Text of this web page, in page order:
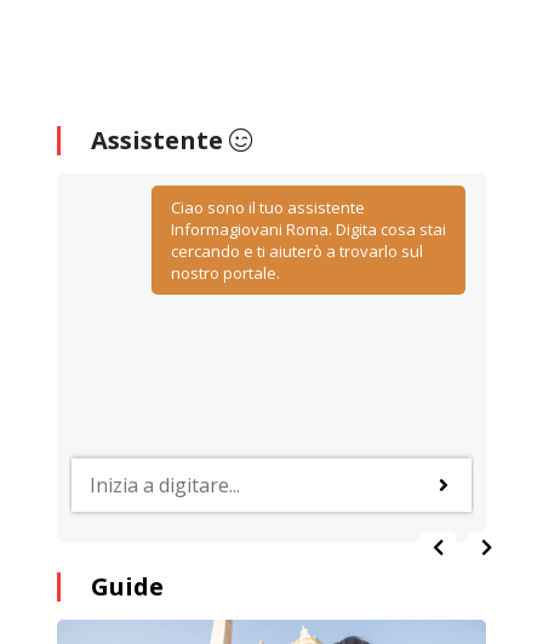
Assistente
Ciao sono il tuo assistente
Informagiovani Roma. Digita cosa stai
cercando e ti aiuterò a trovarlo sul
nostro portale.
Guide